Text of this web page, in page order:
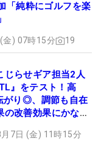
「純粋にゴルフを楽
金) 07時15分 19
じらせギア担当2人
』をテスト！高
がり◎、調節も自在
の改善効果にかなり
7日 (金) 11時15分